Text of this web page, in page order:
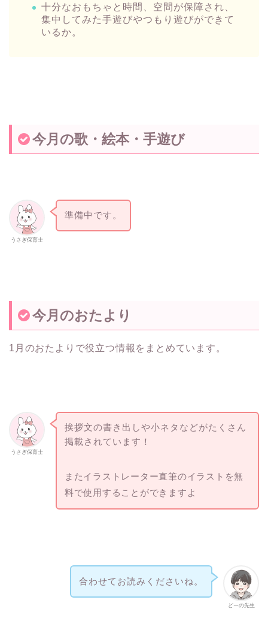
十分なおもちゃと時間、空間が保障され、
集中してみた手遊びやつもり遊びができて
いるか。
今月の歌・絵本・手遊び
うさぎ保育士
準備中です。
今月のおたより
1月のおたよりで役立つ情報をまとめています。
うさぎ保育士
挨拶文の書き出しや小ネタなどがたくさん
掲載されています！
またイラストレーター直筆のイラストを無
料で使用することができますよ
どーの先生
合わせてお読みくださいね。